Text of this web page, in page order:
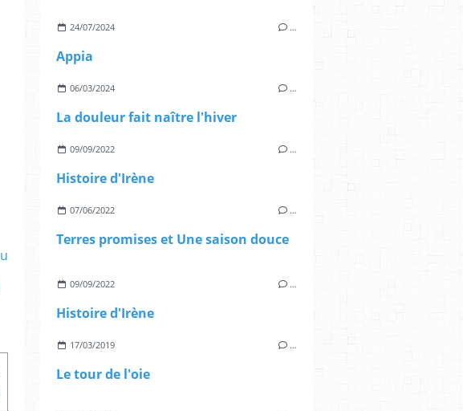
24/07/2024 …
Appia
06/03/2024 …
La douleur fait naître l'hiver
09/09/2022 …
Histoire d'Irène
07/06/2022 …
Terres promises et Une saison douce
09/09/2022 …
Histoire d'Irène
17/03/2019 …
Le tour de l'oie